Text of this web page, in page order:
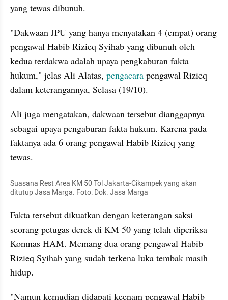
yang tewas dibunuh.
"Dakwaan JPU yang hanya menyatakan 4 (empat) orang
pengawal Habib Rizieq Syihab yang dibunuh oleh
kedua terdakwa adalah upaya pengkaburan fakta
hukum," jelas Ali Alatas, pengacara pengawal Rizieq
dalam keterangannya, Selasa (19/10).
Ali juga mengatakan, dakwaan tersebut dianggapnya
sebagai upaya pengaburan fakta hukum. Karena pada
faktanya ada 6 orang pengawal Habib Rizieq yang
tewas.
Suasana Rest Area KM 50 Tol Jakarta-Cikampek yang akan
ditutup Jasa Marga. Foto: Dok. Jasa Marga
Fakta tersebut dikuatkan dengan keterangan saksi
seorang petugas derek di KM 50 yang telah diperiksa
Komnas HAM. Memang dua orang pengawal Habib
Rizieq Syihab yang sudah terkena luka tembak masih
hidup.
"Namun kemudian didapati keenam pengawal Habib